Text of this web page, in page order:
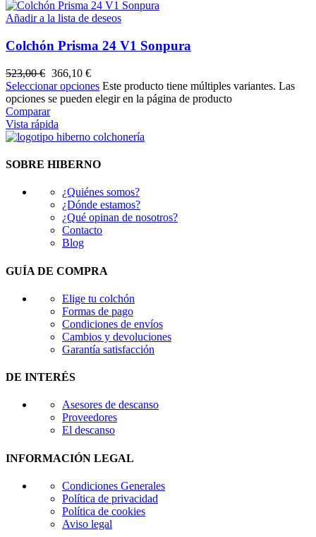
Añadir a la lista de deseos
Colchón Prisma 24 V1 Sonpura
523,00€ 366,10 €
Seleccionar opciones Este producto tiene múltiples variantes. Las
opciones se pueden elegir en la página de producto
Comparar
Vista rápida
SOBRE HIBERNO
¿Quiénes somos?
¿Dónde estamos?
¿Qué opinan de nosotros?
Contacto
Blog
GUÍA DE COMPRA
Elige tu colchón
Formas de pago
Condiciones de envíos
Cambios y devoluciones
Garantía satisfacción
DE INTERÉS
Asesores de descanso
Proveedores
El descanso
INFORMACIÓN LEGAL
Condiciones Generales
Política de privacidad
Política de cookies
Aviso legal